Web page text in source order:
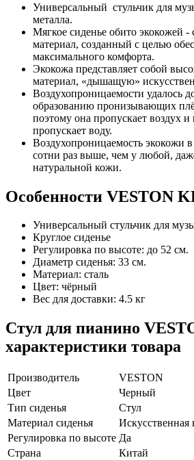
Универсальный стульчик для
металла.
Мягкое сиденье обито экокожей
материал, созданный с целью
максимального комфорта.
Экокожа представляет собой
материал, «дышащую»
Воздухопроницаемости удалось
образованию пронизывающих
поэтому она пропускает воздух
пропускает воду.
Воздухопроницаемость экокожи
сотни раз выше, чем у любой,
натуральной кожи.
Особенности VESTON
Универсальный стульчик для
Круглое сиденье
Регулировка по высоте: до 52 см.
Диаметр сиденья: 33 см.
Материал: сталь
Цвет: чёрный
Вес для доставки: 4.5 кг
Стул для пианино
характеристики товара
Производитель
VESTON
Цвет
Черный
Тип сиденья
Стул
Материал сиденья
Искусственная
Регулировка по высоте Да
Страна
Китай